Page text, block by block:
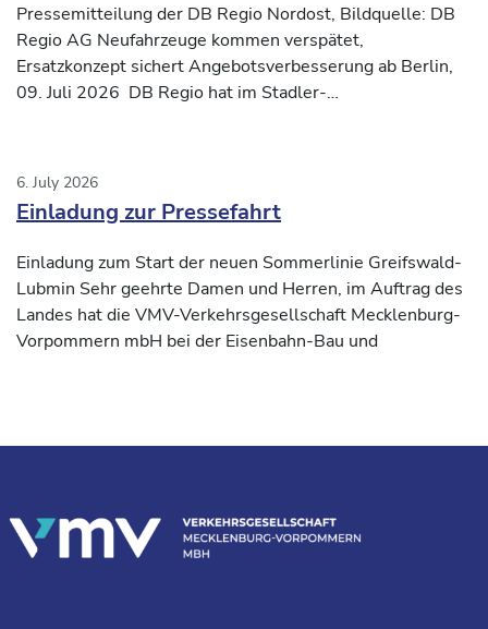
Pressemitteilung der DB Regio Nordost, Bildquelle: DB
Regio AG Neufahrzeuge kommen verspätet,
Ersatzkonzept sichert Angebotsverbesserung ab Berlin,
09. Juli 2026 DB Regio hat im Stadler-
Einladung zur Pressefahrt
6. July 2026
Einladung zum Start der neuen Sommerlinie Greifswald-
Lubmin Sehr geehrte Damen und Herren, im Auftrag des
Landes hat die VMV-Verkehrsgesellschaft Mecklenburg-
Vorpommern mbH bei der Eisenbahn-Bau und